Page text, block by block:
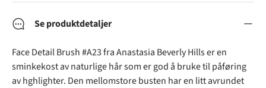
Se produktdetaljer
Face Detail Brush #A23 fra Anastasia Beverly Hills er en
sminkekost av naturlige hår som er god å bruke til påføring
av hghlighter. Den mellomstore busten har en litt avrundet